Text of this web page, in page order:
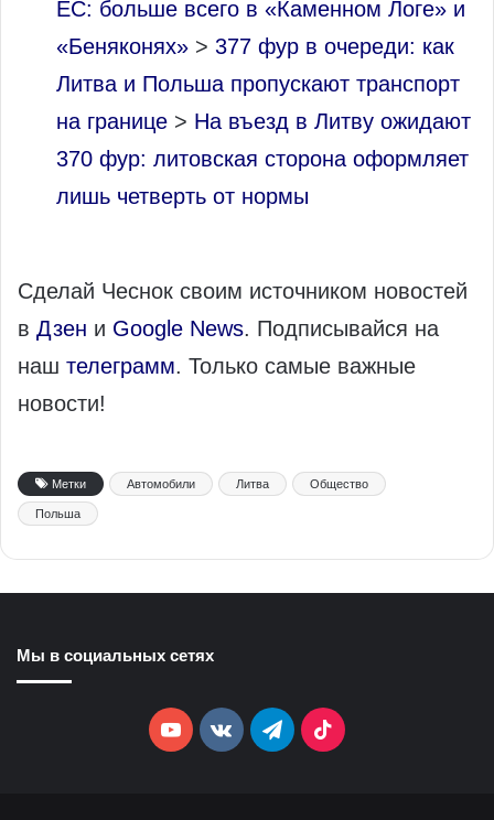
ЕС: больше всего в «Каменном Логе» и
«Беняконях» > 377 фур в очереди: как
Литва и Польша пропускают транспорт
на границе > На въезд в Литву ожидают
370 фур: литовская сторона оформляет
лишь четверть от нормы
Сделай Чеснок своим источником новостей
в Дзен и Google News. Подписывайся на
наш телеграмм. Только самые важные
новости!
Метки Автомобили Литва Общество
Польша
Мы в социальных сетях
YouTubevk.comTelegramTikTok